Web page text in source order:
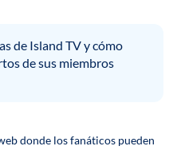
de Island TV y cómo
de sus miembros
donde los fanáticos pueden